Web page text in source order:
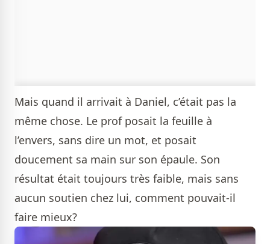
Mais quand il arrivait à Daniel, c’était pas la
même chose. Le prof posait la feuille à
l’envers, sans dire un mot, et posait
doucement sa main sur son épaule. Son
résultat était toujours très faible, mais sans
aucun soutien chez lui, comment pouvait-il
faire mieux?